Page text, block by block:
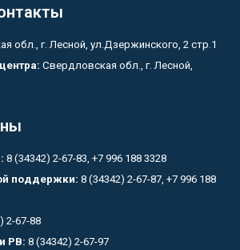
обл., г. Лесной, ул.Дзержинского, 2 стр.1
Свердловская обл., г. Лесной,
8 (34342) 2-67-83, +7 996 188 3328
поддержки: 8 (34342) 2-67-87, +7 996 188
2-67-88
РВ: 8 (34342) 2-67-97